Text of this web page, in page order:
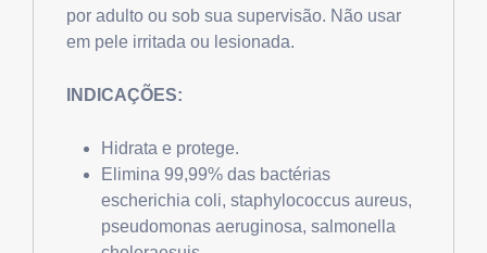
por adulto ou sob sua supervisão. Não usar
em pele irritada ou lesionada.
INDICAÇÕES:
Hidrata e protege.
Elimina 99,99% das bactérias
escherichia coli, staphylococcus aureus,
pseudomonas aeruginosa, salmonella